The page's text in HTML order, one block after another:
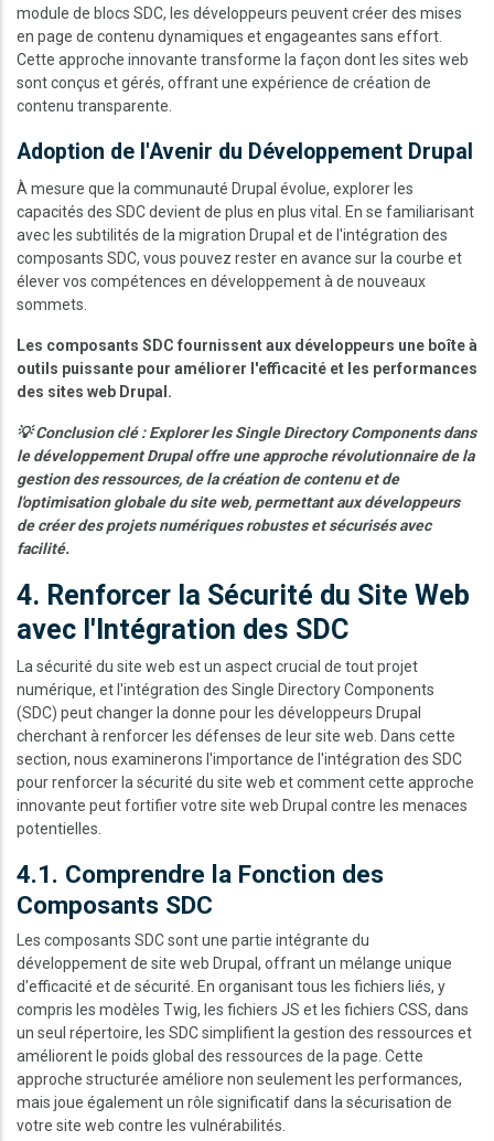
module de blocs SDC, les développeurs peuvent créer des mises
en page de contenu dynamiques et engageantes sans effort.
Cette approche innovante transforme la façon dont les sites web
sont conçus et gérés, offrant une expérience de création de
contenu transparente.
Adoption de l'Avenir du Développement Drupal
À mesure que la communauté Drupal évolue, explorer les
capacités des SDC devient de plus en plus vital. En se familiarisant
avec les subtilités de la migration Drupal et de l'intégration des
composants SDC, vous pouvez rester en avance sur la courbe et
élever vos compétences en développement à de nouveaux
sommets.
Les composants SDC fournissent aux développeurs une boîte à
outils puissante pour améliorer l'efficacité et les performances
des sites web Drupal.
💡 Conclusion clé : Explorer les Single Directory Components dans
le développement Drupal offre une approche révolutionnaire de la
gestion des ressources, de la création de contenu et de
l'optimisation globale du site web, permettant aux développeurs
de créer des projets numériques robustes et sécurisés avec
facilité.
4. Renforcer la Sécurité du Site Web
avec l'Intégration des SDC
La sécurité du site web est un aspect crucial de tout projet
numérique, et l'intégration des Single Directory Components
(SDC) peut changer la donne pour les développeurs Drupal
cherchant à renforcer les défenses de leur site web. Dans cette
section, nous examinerons l'importance de l'intégration des SDC
pour renforcer la sécurité du site web et comment cette approche
innovante peut fortifier votre site web Drupal contre les menaces
potentielles.
4.1. Comprendre la Fonction des
Composants SDC
Les composants SDC sont une partie intégrante du
développement de site web Drupal, offrant un mélange unique
d'efficacité et de sécurité. En organisant tous les fichiers liés, y
compris les modèles Twig, les fichiers JS et les fichiers CSS, dans
un seul répertoire, les SDC simplifient la gestion des ressources et
améliorent le poids global des ressources de la page. Cette
approche structurée améliore non seulement les performances,
mais joue également un rôle significatif dans la sécurisation de
votre site web contre les vulnérabilités.